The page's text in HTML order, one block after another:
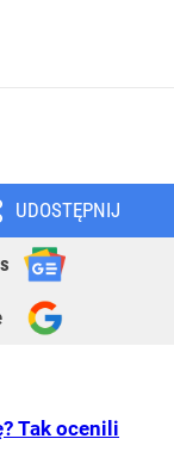
UDOSTĘPNIJ
Tak ocenili